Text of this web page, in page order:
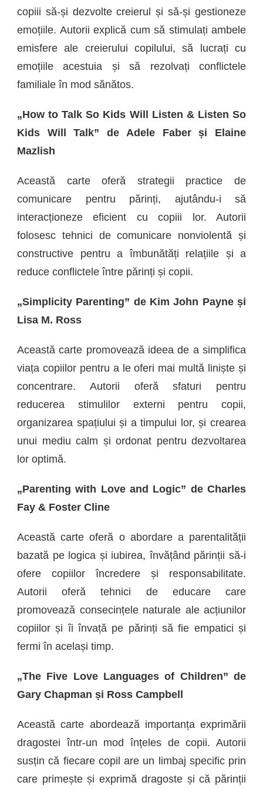
copiii să-și dezvolte creierul și să-și gestioneze
emoțiile. Autorii explică cum să stimulați ambele
emisfere ale creierului copilului, să lucrați cu
emoțiile acestuia și să rezolvați conflictele
familiale în mod sănătos.
„How to Talk So Kids Will Listen & Listen So
Kids Will Talk” de Adele Faber și Elaine
Mazlish
Această carte oferă strategii practice de
comunicare pentru părinți, ajutându-i să
interacționeze eficient cu copiii lor. Autorii
folosesc tehnici de comunicare nonviolentă și
constructive pentru a îmbunătăți relațiile și a
reduce conflictele între părinți și copii.
„Simplicity Parenting” de Kim John Payne și
Lisa M. Ross
Această carte promovează ideea de a simplifica
viața copiilor pentru a le oferi mai multă liniște și
concentrare. Autorii oferă sfaturi pentru
reducerea stimulilor externi pentru copii,
organizarea spațiului și a timpului lor, și crearea
unui mediu calm și ordonat pentru dezvoltarea
lor optimă.
„Parenting with Love and Logic” de Charles
Fay & Foster Cline
Această carte oferă o abordare a parentalității
bazată pe logica și iubirea, învățând părinții să-i
ofere copiilor încredere și responsabilitate.
Autorii oferă tehnici de educare care
promovează consecințele naturale ale acțiunilor
copiilor și îi învață pe părinți să fie empatici și
fermi în același timp.
„The Five Love Languages of Children” de
Gary Chapman și Ross Campbell
Această carte abordează importanța exprimării
dragostei într-un mod înțeles de copii. Autorii
susțin că fiecare copil are un limbaj specific prin
care primește și exprimă dragoste și că părinții